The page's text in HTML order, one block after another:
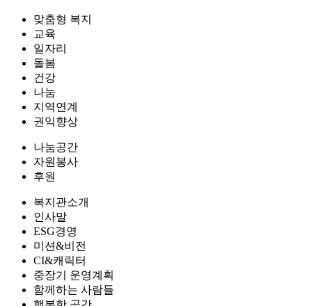
맞춤형 복지
교육
일자리
돌봄
건강
나눔
지역연계
권익향상
나눔공간
자원봉사
후원
복지관소개
인사말
ESG경영
미션&비전
CI&캐릭터
중장기 운영계획
함께하는 사람들